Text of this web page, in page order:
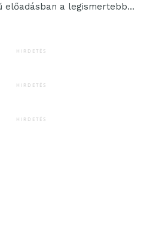
előadásban a legismertebb...
HIRDETÉS
HIRDETÉS
HIRDETÉS